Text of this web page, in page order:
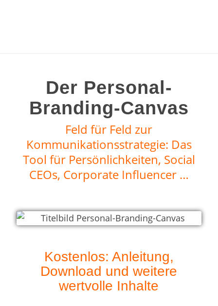
Der Personal-
Branding-Canvas
Feld für Feld zur
Kommunikationsstrategie: Das
Tool für Persönlichkeiten, Social
CEOs, Corporate Influencer …
Kostenlos: Anleitung,
Download und weitere
wertvolle Inhalte